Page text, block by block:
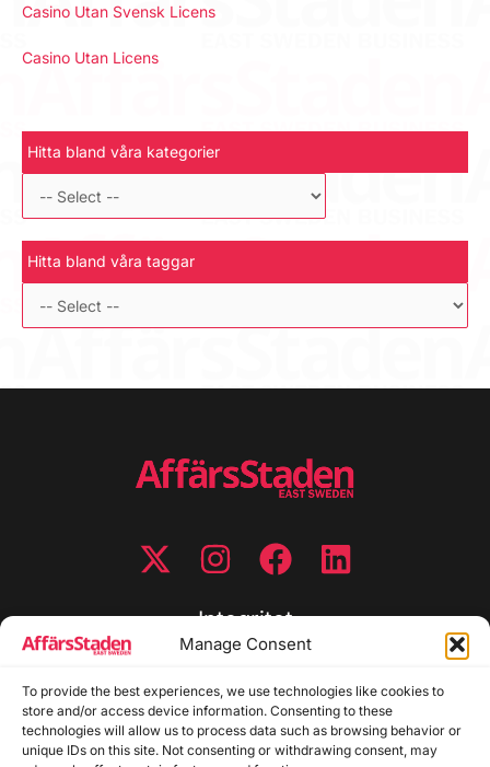
Manage Consent
To provide the best experiences, we use technologies like cookies to
store and/or access device information. Consenting to these
technologies will allow us to process data such as browsing behavior or
unique IDs on this site. Not consenting or withdrawing consent, may
Casino Utan Svensk Licens
Casino Utan Licens
Hitta bland våra kategorier
Hitta bland våra taggar
Integritet
Cookiepolicy
Disclaimer
Redaktionell policy